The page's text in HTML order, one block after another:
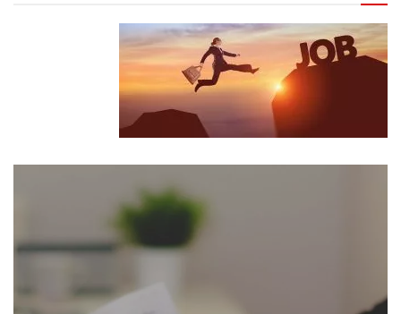
כנסים ואירועים
לכל העוסקים בתעשיית הסמיקונדקטור כולל מהנדסים,